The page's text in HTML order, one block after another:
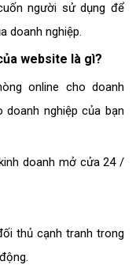
người sử dụng để
doanh nghiệp.
website là gì?
online cho doanh
nghiệp của bạn
doanh mở cửa 24 /
thủ cạnh tranh trong